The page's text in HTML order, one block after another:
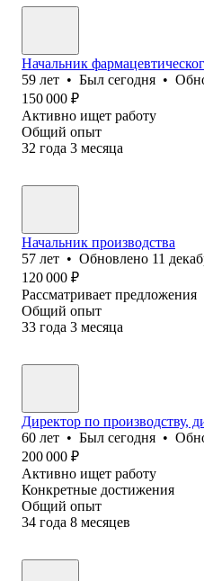
Начальник
59 лет • Был сегодня •
150 000 ₽
Активно ищет работу
Общий опыт
32 года 3 месяца
Начальник производства
57 лет • Обновлено 11
120 000 ₽
Рассматривает предложения
Общий опыт
33 года 3 месяца
Директор по производству,
60 лет • Был сегодня •
200 000 ₽
Активно ищет работу
Конкретные достижения
Общий опыт
34 года 8 месяцев